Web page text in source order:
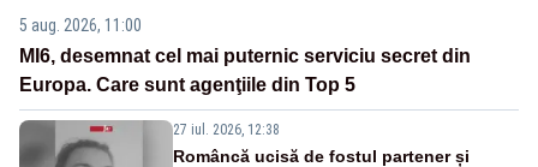
5 aug. 2026, 11:00
MI6, desemnat cel mai puternic serviciu secret din
Europa. Care sunt agenţiile din Top 5
27 iul. 2026, 12:38
Româncă ucisă de fostul partener și